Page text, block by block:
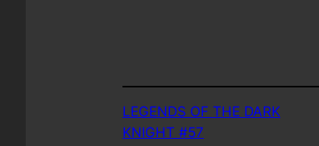
LEGENDS OF THE DARK
KNIGHT #57